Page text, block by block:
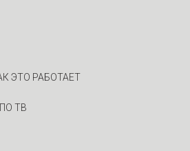
ЭТО РАБОТАЕТ
ТВ